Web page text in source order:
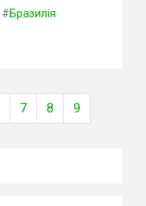
#Бразилія
7 8 9